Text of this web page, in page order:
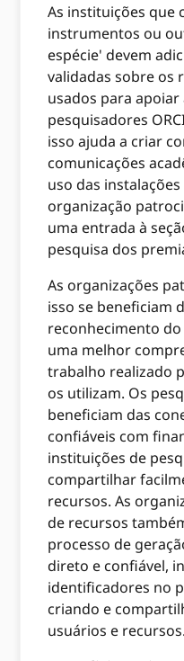
As instituições que
instrumentos ou
espécie' devem
validadas sobre os
usados ​​para
pesquisadores
isso ajuda a criar
comunicações
uso das
organização
uma entrada à
pesquisa dos
As organizações
isso se beneficiam
reconhecimento
uma melhor
trabalho realizado
os utilizam. Os
beneficiam das
confiáveis ​​com
instituições de
compartilhar
recursos. As
de recursos
processo de
direto e confiável,
identificadores no
criando e
usuários e recursos.